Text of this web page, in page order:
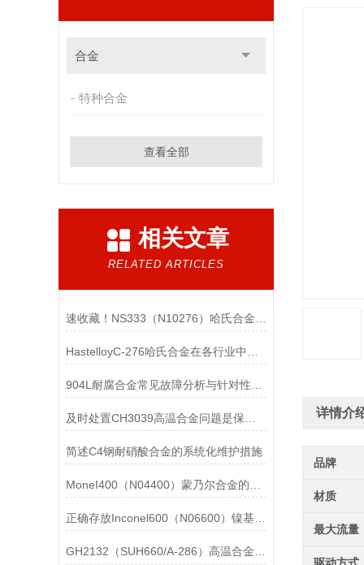
合金
特种合金
查看全部
相关文章
RELATED ARTICLES
简述C4钢耐硝酸合金的系统化维护措施
正确存放Inconel600（N06600）镍基合金的重要性介绍
详情介
品牌
材质
最大流量